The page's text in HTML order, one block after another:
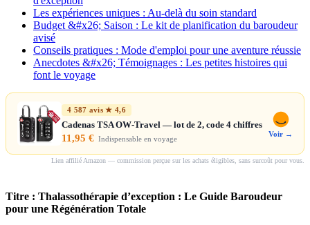
Les expériences uniques : Au-delà du soin standard
Budget &#x26; Saison : Le kit de planification du baroudeur
avisé
Conseils pratiques : Mode d'emploi pour une aventure réussie
Anecdotes &#x26; Témoignages : Les petites histoires qui
font le voyage
4 587 avis ★ 4,6
Cadenas TSA OW-Travel — lot de 2, code 4 chiffres
11,95 € Indispensable en voyage
Voir →
Lien affilié Amazon — commission perçue sur les achats éligibles, sans surcoût pour vous.
Titre : Thalassothérapie d’exception : Le Guide Baroudeur
pour une Régénération Totale